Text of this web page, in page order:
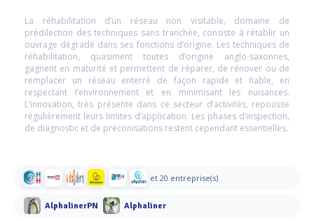
La réhabilitation d’un réseau non visitable, domaine de
prédilection des techniques sans tranchée, consiste à rétablir un
ouvrage dégradé dans ses fonctions d’origine. Les techniques de
réhabilitation, quasiment toutes d’origine anglo-saxonnes,
gagnent en maturité et permettent de réparer, de rénover ou de
remplacer un réseau enterré de façon rapide et fiable, en
respectant l’environnement et en minimisant les nuisances.
L’innovation, très présente dans ce secteur d’activités, repousse
régulièrement leurs limites d’application. Les phases d’inspection,
de diagnostic et de préconisations restent cependant essentielles.
et 20 entreprise(s)
AlphalinerPN Alphaliner